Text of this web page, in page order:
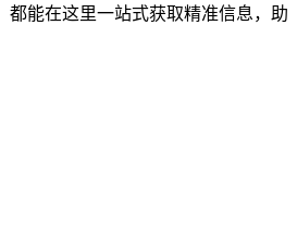
都能在这里一站式获取精准信息，助